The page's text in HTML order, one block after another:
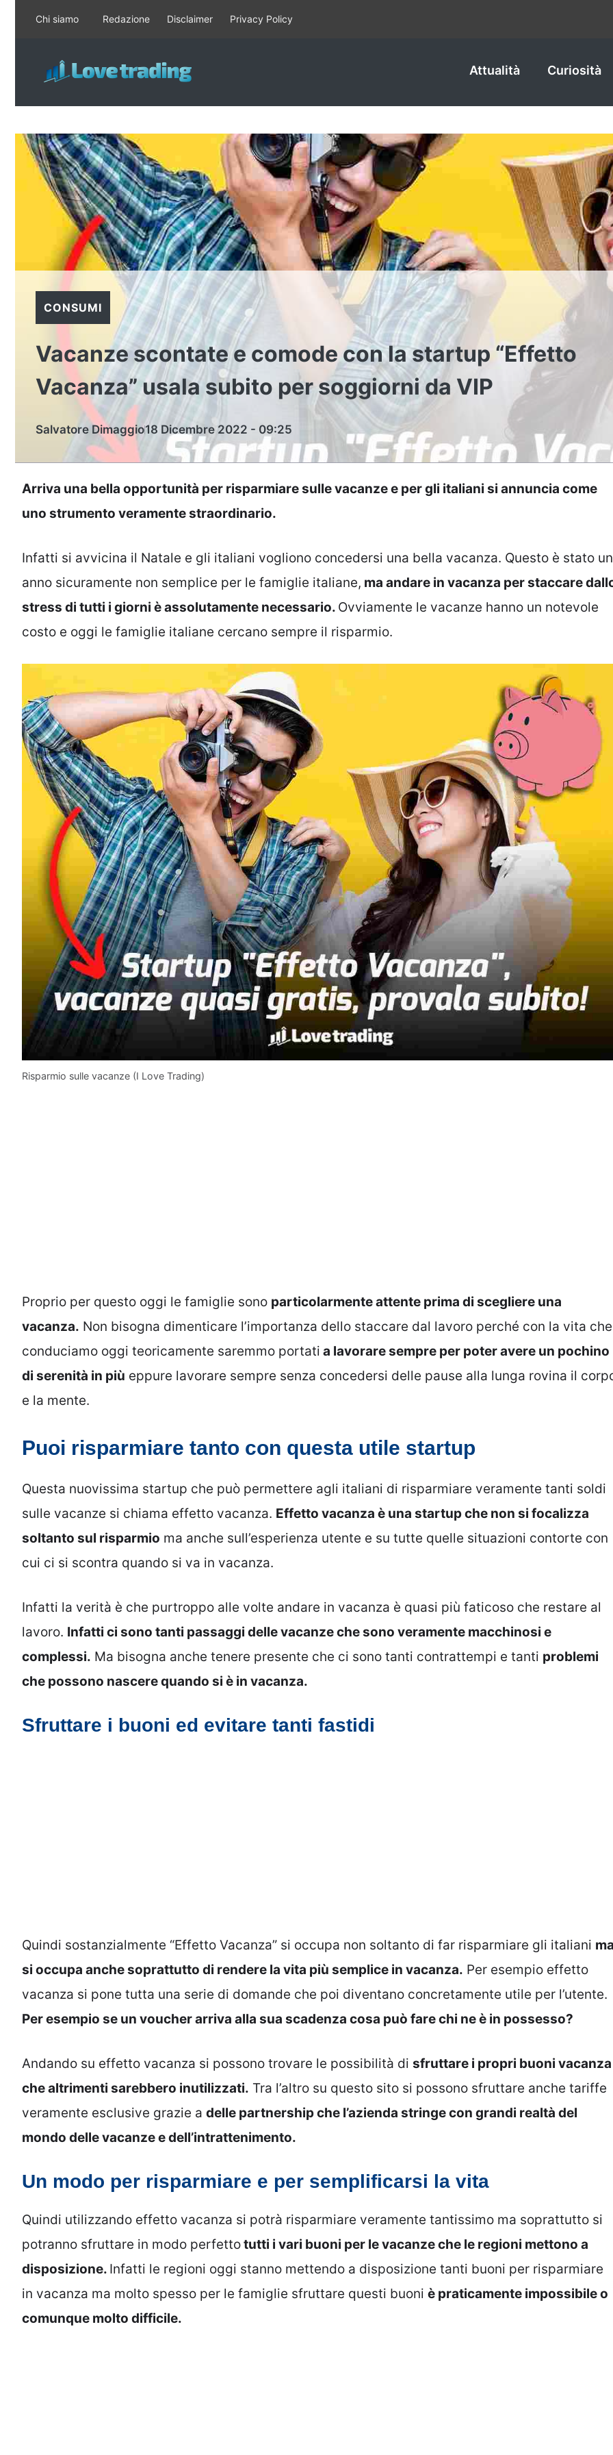
contenuto
Chi siamo Redazione Disclaimer Privacy Policy
Attualità Curiosità
CONSUMI
Vacanze scontate e comode con la startup “Effetto
Vacanza” usala subito per soggiorni da VIP
Salvatore Dimaggio18 Dicembre 2022 - 09:25
Arriva una bella opportunità per risparmiare sulle vacanze e per gli italiani si annuncia come
uno strumento veramente straordinario.
Infatti si avvicina il Natale e gli italiani vogliono concedersi una bella vacanza. Questo è stato un
anno sicuramente non semplice per le famiglie italiane, ma andare in vacanza per staccare
stress di tutti i giorni è assolutamente necessario. Ovviamente le vacanze hanno un notevole
costo e oggi le famiglie italiane cercano sempre il risparmio.
Risparmio sulle vacanze (I Love Trading)
Proprio per questo oggi le famiglie sono particolarmente attente prima di scegliere una
vacanza. Non bisogna dimenticare l’importanza dello staccare dal lavoro perché con la vita che
conduciamo oggi teoricamente saremmo portati a lavorare sempre per poter avere un pochino
di serenità in più eppure lavorare sempre senza concedersi delle pause alla lunga rovina il
e la mente.
Puoi risparmiare tanto con questa utile startup
Questa nuovissima startup che può permettere agli italiani di risparmiare veramente tanti soldi
sulle vacanze si chiama effetto vacanza. Effetto vacanza è una startup che non si focalizza
soltanto sul risparmio ma anche sull’esperienza utente e su tutte quelle situazioni contorte con
cui ci si scontra quando si va in vacanza.
Infatti la verità è che purtroppo alle volte andare in vacanza è quasi più faticoso che restare al
lavoro. Infatti ci sono tanti passaggi delle vacanze che sono veramente macchinosi e
complessi. Ma bisogna anche tenere presente che ci sono tanti contrattempi e tanti problemi
che possono nascere quando si è in vacanza.
Sfruttare i buoni ed evitare tanti fastidi
Quindi sostanzialmente “Effetto Vacanza” si occupa non soltanto di far risparmiare gli italiani
si occupa anche soprattutto di rendere la vita più semplice in vacanza. Per esempio effetto
vacanza si pone tutta una serie di domande che poi diventano concretamente utile per l’utente.
Per esempio se un voucher arriva alla sua scadenza cosa può fare chi ne è in possesso?
Andando su effetto vacanza si possono trovare le possibilità di sfruttare i propri buoni vacanza
che altrimenti sarebbero inutilizzati. Tra l’altro su questo sito si possono sfruttare anche tariffe
veramente esclusive grazie a delle partnership che l’azienda stringe con grandi realtà del
mondo delle vacanze e dell’intrattenimento.
Un modo per risparmiare e per semplificarsi la vita
Quindi utilizzando effetto vacanza si potrà risparmiare veramente tantissimo ma soprattutto si
potranno sfruttare in modo perfettotutti i vari buoni per le vacanze che le regioni mettono a
disposizione. Infatti le regioni oggi stanno mettendo a disposizione tanti buoni per risparmiare
in vacanza ma molto spesso per le famiglie sfruttare questi buoni è praticamente impossibile o
comunque molto difficile.